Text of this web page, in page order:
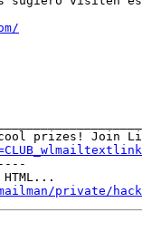
private/